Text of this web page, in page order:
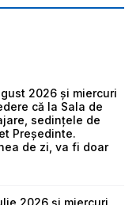
2026 și miercuri
că la Sala de
sedințele de
Președinte.
de zi, va fi doar
2026 și miercuri